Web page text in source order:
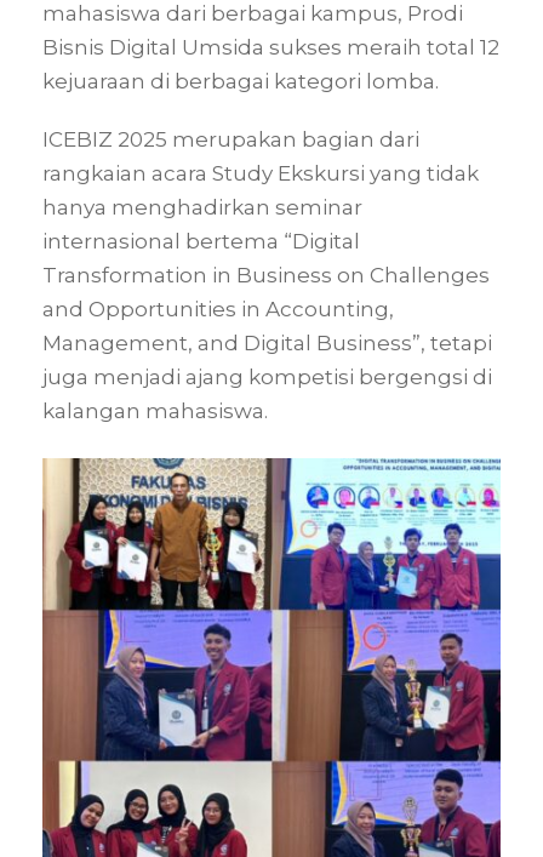
mahasiswa dari berbagai kampus, Prodi
Bisnis Digital Umsida sukses meraih total 12
kejuaraan di berbagai kategori lomba.
ICEBIZ 2025 merupakan bagian dari
rangkaian acara Study Ekskursi yang tidak
hanya menghadirkan seminar
internasional bertema “Digital
Transformation in Business on Challenges
and Opportunities in Accounting,
Management, and Digital Business”, tetapi
juga menjadi ajang kompetisi bergengsi di
kalangan mahasiswa.